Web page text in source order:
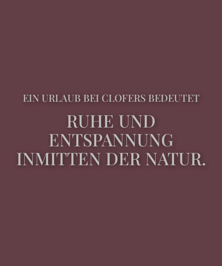
EIN URLAUB BEI CLOFERS BEDEUTET
RUHE UND
ENTSPANNUNG
INMITTEN DER NATUR.